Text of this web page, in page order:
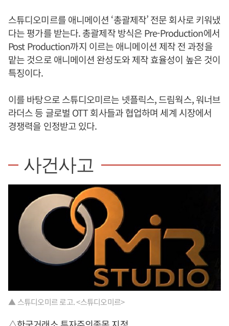
스튜디오미르를 애니메이션 ‘총괄제작’ 전문 회사로 키워냈
다는 평가를 받는다. 총괄제작 방식은 Pre-Production에서
Post Production까지 이르는 애니메이션 제작 전 과정을
맡는 것으로 애니메이션 완성도와 제작 효율성이 높은 것이
특징이다.
이를 바탕으로 스튜디오미르는 넷플릭스, 드림웍스, 워너브
라더스 등 글로벌 OTT 회사들과 협업하며 세계 시장에서
경쟁력을 인정받고 있다.
사건사고
▲ 스튜디오미르 로고. <스튜디오미르>